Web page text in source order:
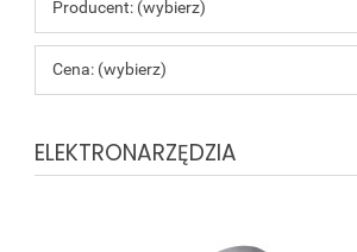
Producent: (wybierz)
Cena: (wybierz)
ELEKTRONARZĘDZIA